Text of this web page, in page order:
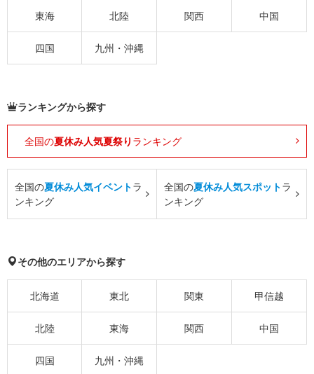
東海 北陸 関西 中国
四国 九州・沖縄
ランキングから探す
全国の夏休み人気夏祭り ランキング
全国の夏休み人気イベントラ
ンキング
全国の夏休み人気スポットラ
ンキング
その他のエリアから探す
北海道 東北 関東 甲信越
北陸 東海 関西 中国
四国 九州・沖縄